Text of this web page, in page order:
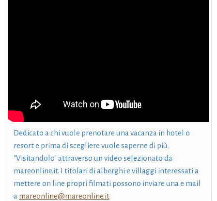
Dedicato a chi vuole prenotare una vacanza in hotel o
resort e prima di scegliere vuole saperne di più.
"Visitandolo" attraverso un video selezionato da
mareonline.it. I titolari di alberghi e villaggi interessati a
mettere on line propri filmati possono inviare una e mail
a mareonline@mareonline.it